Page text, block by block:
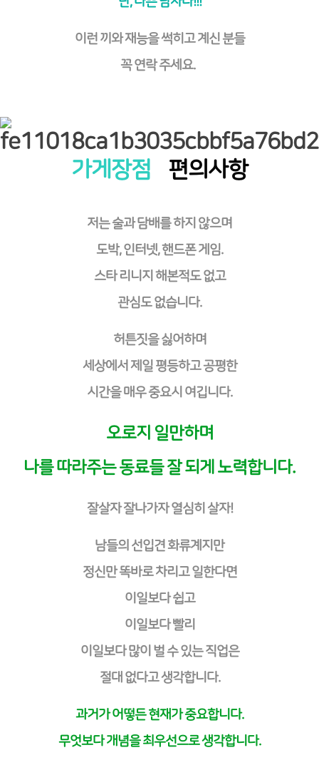
이런 끼와 재능을 썩히고 계신 분들
꼭 연락 주세요.
가게장점 편의사항
저는 술과 담배를 하지 않으며
도박, 인터넷, 핸드폰 게임.
스타 리니지 해본적도 없고
관심도 없습니다.
허튼짓을 싫어하며
세상에서 제일 평등하고 공평한
시간을 매우 중요시 여깁니다.
오로지 일만하며
나를 따라주는 동료들 잘 되게 노력합니다.
잘살자 잘나가자 열심히 살자!
남들의 선입견 화류계지만
정신만 똑바로 차리고 일한다면
이일보다 쉽고
이일보다 빨리
이일보다 많이 벌 수 있는 직업은
절대 없다고 생각합니다.
과거가 어떻든 현재가 중요합니다.
무엇보다 개념을 최우선으로 생각합니다.